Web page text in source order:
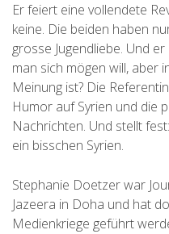
Er feiert eine vollendete
keine. Die beiden haben
grosse Jugendliebe. Und
man sich mögen will, aber
Meinung ist? Die
Humor auf Syrien und die
Nachrichten. Und stellt
ein bisschen Syrien.
Stephanie Doetzer war
Jazeera in Doha und hat
Medienkriege geführt